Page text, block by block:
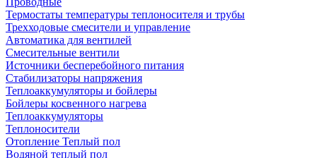
Термостаты температуры теплоносителя и трубы
Трехходовые смесители и управление
Автоматика для вентилей
Смесительные вентили
Источники бесперебойного питания
Стабилизаторы напряжения
Теплоаккумуляторы и бойлеры
Бойлеры косвенного нагрева
Теплоаккумуляторы
Теплоносители
Отопление Теплый пол
Водяной теплый пол